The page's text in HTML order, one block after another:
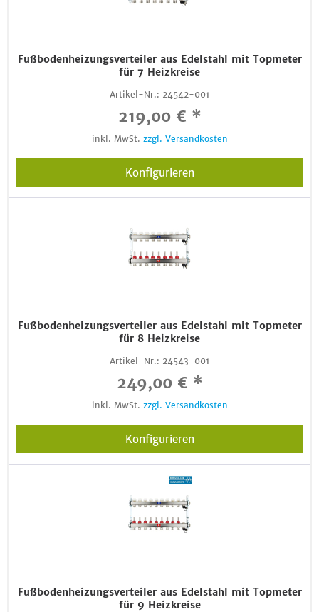
Fußbodenheizungsverteiler aus Edelstahl mit Topmeter
für 7 Heizkreise
Artikel-Nr.: 24542-001
219,00 € *
inkl. MwSt. zzgl. Versandkosten
Konfigurieren
Fußbodenheizungsverteiler aus Edelstahl mit Topmeter
für 8 Heizkreise
Artikel-Nr.: 24543-001
249,00 € *
inkl. MwSt. zzgl. Versandkosten
Konfigurieren
Fußbodenheizungsverteiler aus Edelstahl mit Topmeter
für 9 Heizkreise